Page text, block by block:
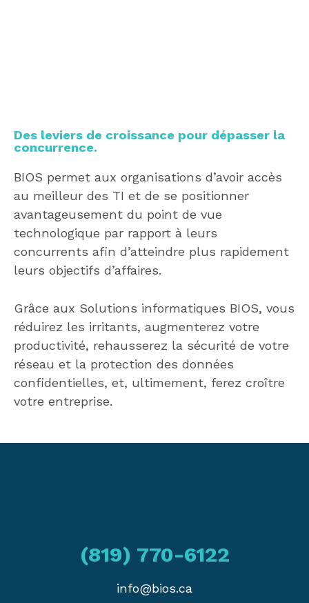
Des leviers de croissance pour dépasser la
concurrence.
BIOS permet aux organisations d’avoir accès
au meilleur des TI et de se positionner
avantageusement du point de vue
technologique par rapport à leurs
concurrents afin d’atteindre plus rapidement
leurs objectifs d’affaires.
Grâce aux Solutions informatiques BIOS, vous
réduirez les irritants, augmenterez votre
productivité, rehausserez la sécurité de votre
réseau et la protection des données
confidentielles, et, ultimement, ferez croître
votre entreprise.
(819) 770-6122
info@bios.ca